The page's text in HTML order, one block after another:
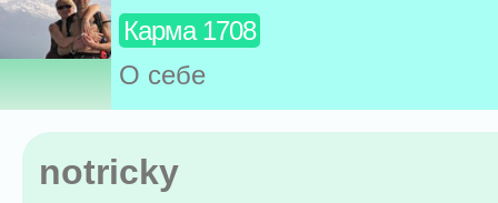
Карма 1708
О себе
notricky